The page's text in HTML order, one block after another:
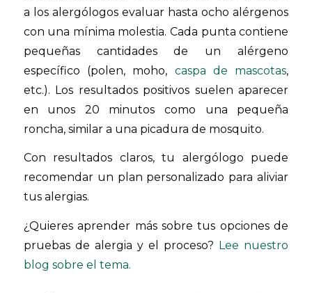
a los alergólogos evaluar hasta ocho alérgenos
con una mínima molestia. Cada punta contiene
pequeñas cantidades de un alérgeno
específico (polen, moho, caspa de mascotas,
etc.). Los resultados positivos suelen aparecer
en unos 20 minutos como una pequeña
roncha, similar a una picadura de mosquito.
Con resultados claros, tu alergólogo puede
recomendar un plan personalizado para aliviar
tus alergias.
¿Quieres aprender más sobre tus opciones de
pruebas de alergia y el proceso? Lee nuestro
blog sobre el tema.